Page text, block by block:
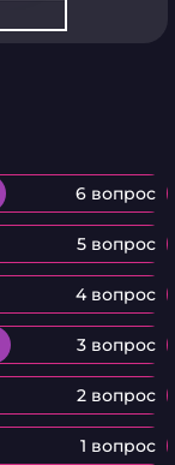
6 вопрос
5 вопрос
4 вопрос
3 вопрос
2 вопрос
1 вопрос